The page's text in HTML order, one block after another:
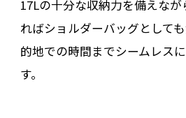
17Lの十分な収納力を備えな
ればショルダーバッグとして
的地での時間までシームレス
す。